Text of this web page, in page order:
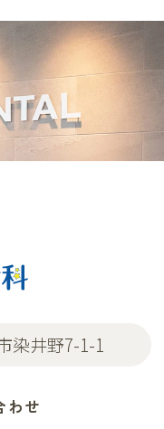
染井野7-1-1
わせ